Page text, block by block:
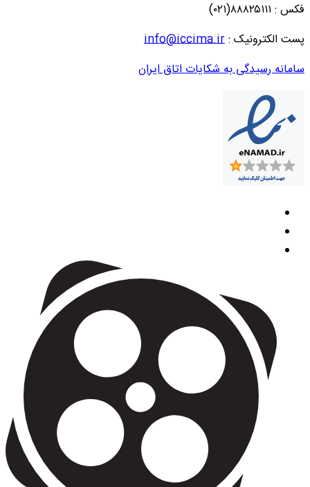
فکس : ۸۸۸۲۵۱۱۱(۰۲۱)
پست الکترونیک :info@iccima.ir
سامانه رسیدگی به شکایات اتاق ایران